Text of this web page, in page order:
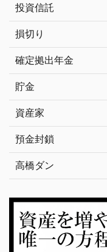
投資信託
損切り
確定拠出年金
貯金
資産家
預金封鎖
高橋ダン